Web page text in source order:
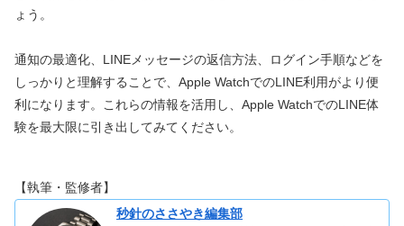
ょう。
通知の最適化、LINEメッセージの返信方法、ログイン手順などを
しっかりと理解することで、Apple WatchでのLINE利用がより便
利になります。これらの情報を活用し、Apple WatchでのLINE体
験を最大限に引き出してみてください。
【執筆・監修者】
秒針のささやき編集部